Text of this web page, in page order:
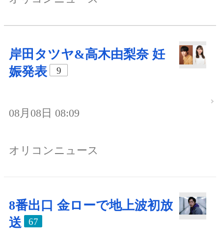
岸田タツヤ&高木由梨奈 妊
娠発表
9
08月08日 08:09
オリコンニュース
8番出口 金ローで地上波初放
送
67